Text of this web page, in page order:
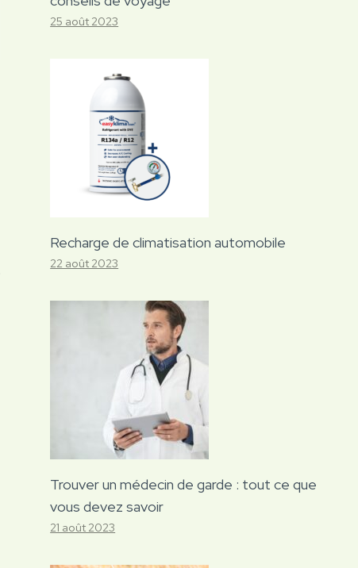
25 août 2023
Recharge de climatisation automobile
22 août 2023
Trouver un médecin de garde : tout ce que
vous devez savoir
21 août 2023